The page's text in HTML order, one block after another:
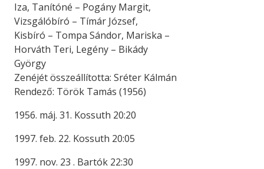
Iza, Tanítóné – Pogány Margit,
Vizsgálóbíró – Tímár József,
Kisbíró – Tompa Sándor, Mariska –
Horváth Teri, Legény – Bikády
György
Zenéjét összeállította: Sréter Kálmán
Rendező: Török Tamás (1956)
1956. máj. 31. Kossuth 20:20
1997. feb. 22. Kossuth 20:05
1997. nov. 23 . Bartók 22:30